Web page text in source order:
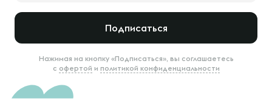
Подписаться
Нажимая на кнопку «Подписаться», вы соглашаетесь
с офертой и политикой конфиденциальности